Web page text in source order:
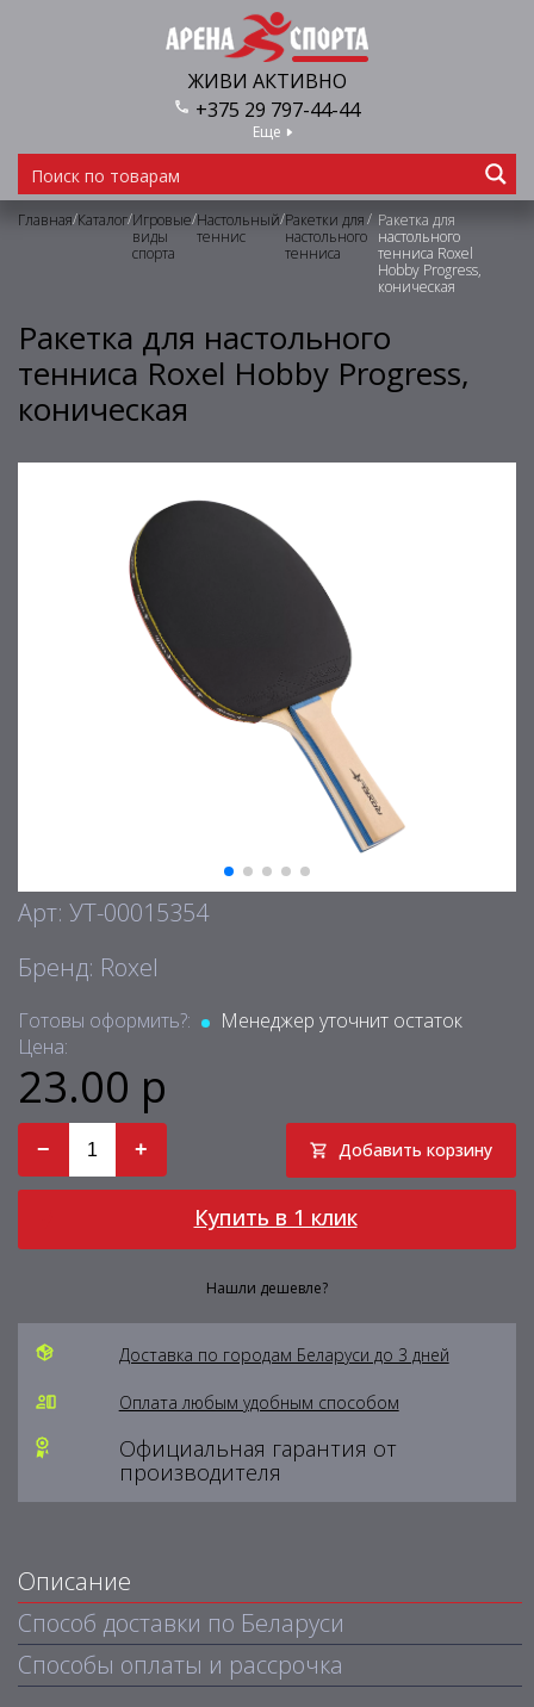
ЖИВИ АКТИВНО
+375 29 797-44-44
Еще
Главная/Каталог/Игровые
виды
спорта
/Настольный
теннис
/Ракетки для
настольного
тенниса
/ Ракетка для
настольного
тенниса Roxel
Hobby Progress,
коническая
Ракетка для настольного
тенниса Roxel Hobby Progress,
коническая
Арт: УТ-00015354
Бренд: Roxel
Готовы оформить?:
Менеджер уточнит остаток
Цена:
23.00 р
− + Добавить корзину
Купить в 1 клик
Нашли дешевле?
Доставка по городам Беларуси до 3 дней
Оплата любым удобным способом
Официальная гарантия от
производителя
Описание
Способ доставки по Беларуси
Способы оплаты и рассрочка